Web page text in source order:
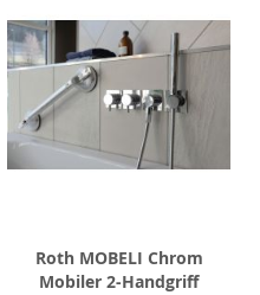
Roth MOBELI Chrom
Mobiler 2-Handgriff